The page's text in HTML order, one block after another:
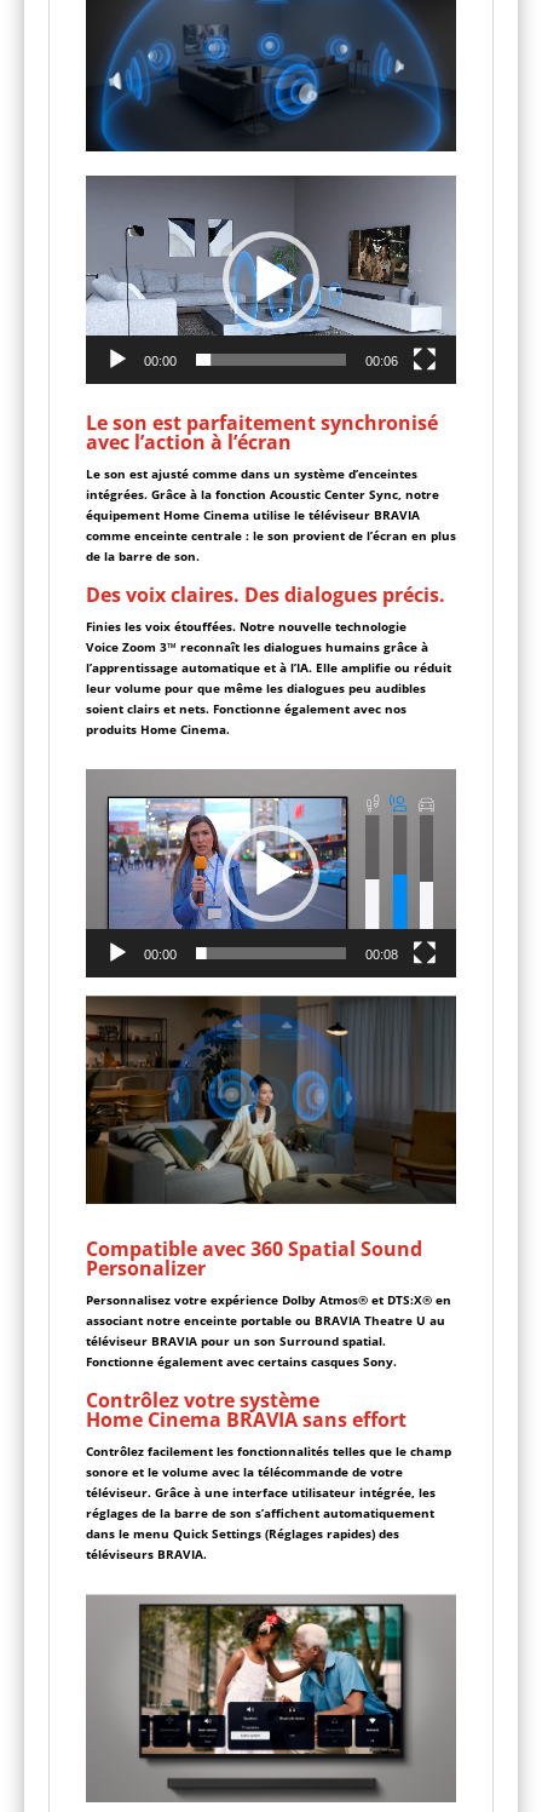
00:00 00:06
Le son est parfaitement synchronisé
avec l’action à l’écran
Le son est ajusté comme dans un système d’enceintes
intégrées. Grâce à la fonction Acoustic Center Sync, notre
équipement Home Cinema utilise le téléviseur BRAVIA
comme enceinte centrale : le son provient de l’écran en plus
de la barre de son.
Des voix claires. Des dialogues précis.
Finies les voix étouffées. Notre nouvelle technologie
Voice Zoom 3™ reconnaît les dialogues humains grâce à
l’apprentissage automatique et à l’IA. Elle amplifie ou réduit
leur volume pour que même les dialogues peu audibles
soient clairs et nets. Fonctionne également avec nos
produits Home Cinema.
vidéo
00:00 00:08
Compatible avec 360 Spatial Sound
Personalizer
Personnalisez votre expérience Dolby Atmos® et DTS:X® en
associant notre enceinte portable ou BRAVIA Theatre U au
téléviseur BRAVIA pour un son Surround spatial.
Fonctionne également avec certains casques Sony.
Contrôlez votre système
Home Cinema BRAVIA sans effort
Contrôlez facilement les fonctionnalités telles que le champ
sonore et le volume avec la télécommande de votre
téléviseur. Grâce à une interface utilisateur intégrée, les
réglages de la barre de son s’affichent automatiquement
dans le menu Quick Settings (Réglages rapides) des
téléviseurs BRAVIA.